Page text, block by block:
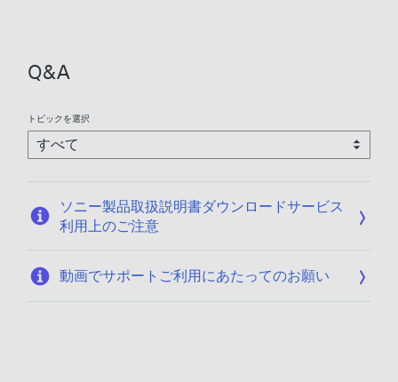
Q&A
トピックを選択
ソニー製品取扱説明書ダウンロードサービス
利用上のご注意
動画でサポートご利用にあたってのお願い